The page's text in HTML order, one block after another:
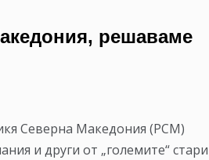
решаваме
Северна Македония (РСМ)
и други от „големите“ стари